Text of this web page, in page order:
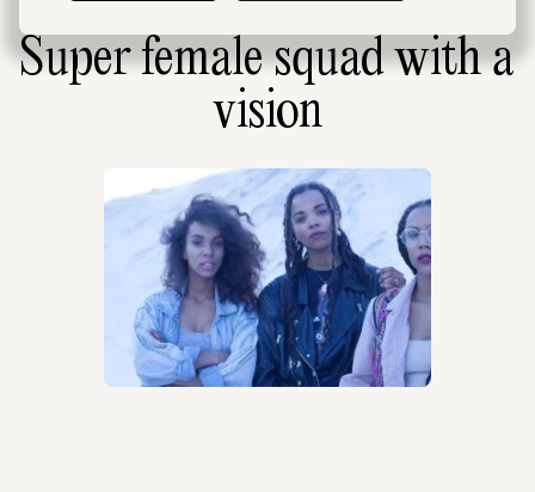
Super female squad with a
vision